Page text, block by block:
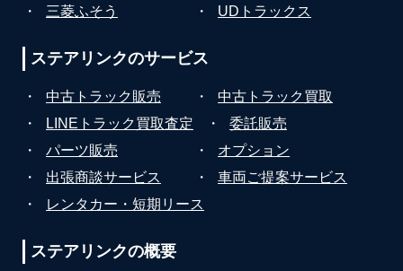
・
三菱ふそう ・ UDトラックス
ステアリンクのサービス
・ 中古トラック販売 ・
中古トラック買取
・
LINEトラック買取査定 ・
委託販売
・
パーツ販売 ・
オプション
・
出張商談サービス ・
車両ご提案サービス
・
レンタカー・短期リース
ステアリンクの概要